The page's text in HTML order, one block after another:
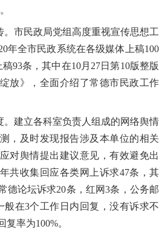
。市民政局党组高度重视宣传思想工
年全市民政系统在各级媒体上稿100
93条，其中在10月27日第10版整版
放》，全面介绍了常德市民政工作
。建立各科室负责人组成的网络舆情
，及时发现报告涉及本单位的相关
对舆情提出建议意见，有效避免出
共收集回应各类网上诉求47条，其
德论坛诉求20条，红网3条，公务邮
般在3个工作日内回复，没有诉求不
率为100%。